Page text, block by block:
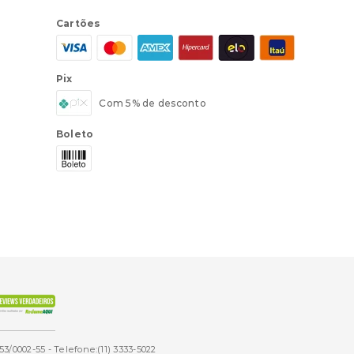
Cartões
Pix
Com 5% de desconto
Boleto
0002-55 - Telefone:(11) 3333-5022